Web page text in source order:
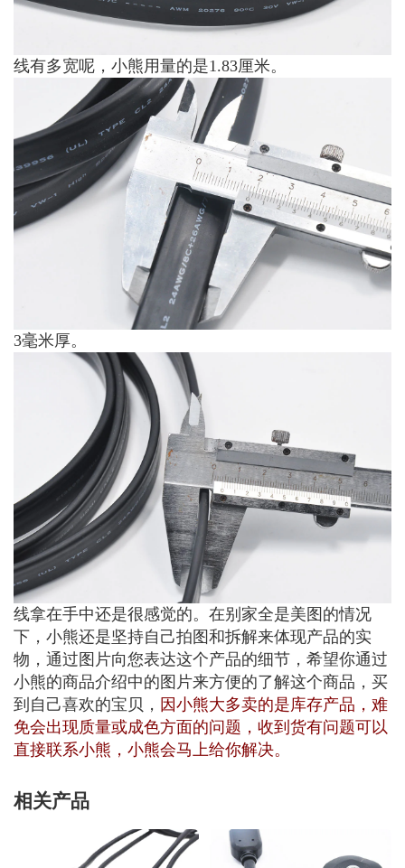
线有多宽呢，小熊用量的是1.83厘米。
3毫米厚。
线拿在手中还是很感觉的。在别家全是美图的情况
下，小熊还是坚持自己拍图和拆解来体现产品的实
物，通过图片向您表达这个产品的细节，希望你通过
小熊的商品介绍中的图片来方便的了解这个商品，买
到自己喜欢的宝贝， 因小熊大多卖的是库存产品，难
免会出现质量或成色方面的问题，收到货有问题可以
直接联系小熊，小熊会马上给你解决。
相关产品